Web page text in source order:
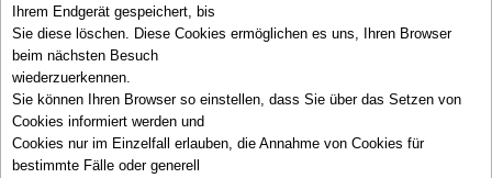
Ihrem Endgerät gespeichert, bis
Sie diese löschen. Diese Cookies ermöglichen es uns, Ihren Browser
beim nächsten Besuch
wiederzuerkennen.
Sie können Ihren Browser so einstellen, dass Sie über das Setzen von
Cookies informiert werden und
Cookies nur im Einzelfall erlauben, die Annahme von Cookies für
bestimmte Fälle oder generell